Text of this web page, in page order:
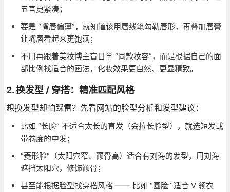
五官更紧凑；
要是 “嘴唇偏薄”，就知道该用唇线笔勾勒唇形，再叠加唇膏
让嘴唇看起来更饱满；
不用再跟着美妆博主盲目学 “同款妆容”，而是根据自己的面
部比例找适合的画法，化妆效果更自然、更显精致。
2. 换发型 / 穿搭：精准匹配风格
想换发型却怕踩雷？先看网站的脸型分析和发型建议：
比如 “长脸” 不适合太长的直发（会拉长脸型），就选短发或
带卷度的中发；
“菱形脸”（太阳穴窄、颧骨高）适合有刘海的发型，用刘海
遮挡太阳穴，修饰颧骨；
甚至能根据脸型找穿搭风格 —— 比如 “圆脸” 适合 V 领衣